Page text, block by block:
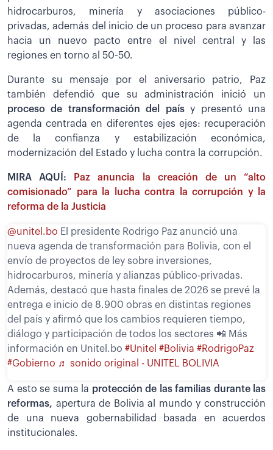
hidrocarburos, minería y asociaciones público-
privadas, además del inicio de un proceso para avanzar
hacia un nuevo pacto entre el nivel central y las
regiones en torno al 50-50.
Durante su mensaje por el aniversario patrio, Paz
también defendió que su administración inició un
proceso de transformación del paísy presentó una
agenda centrada en diferentes ejes ejes: recuperación
de la confianza y estabilización económica,
modernización del Estado y lucha contra la corrupción.
MIRA AQUÍ:
Paz anuncia la creación de un “alto
comisionado” para la lucha contra la corrupción y la
reforma de la Justicia
@unitel.bo El presidente Rodrigo Paz anunció una
nueva agenda de transformación para Bolivia, con el
envío de proyectos de ley sobre inversiones,
hidrocarburos, minería y alianzas público-privadas.
Además, destacó que hasta finales de 2026 se prevé la
entrega e inicio de 8.900 obras en distintas regiones
del país y afirmó que los cambios requieren tiempo,
diálogo y participación de todos los sectores 📲 Más
información en Unitel.bo #Unitel #Bolivia #RodrigoPaz
#Gobierno ♬ sonido original - UNITEL BOLIVIA
A esto se suma la protección de las familias durante las
reformas, apertura de Bolivia al mundo y construcción
de una nueva gobernabilidad basada en acuerdos
institucionales.